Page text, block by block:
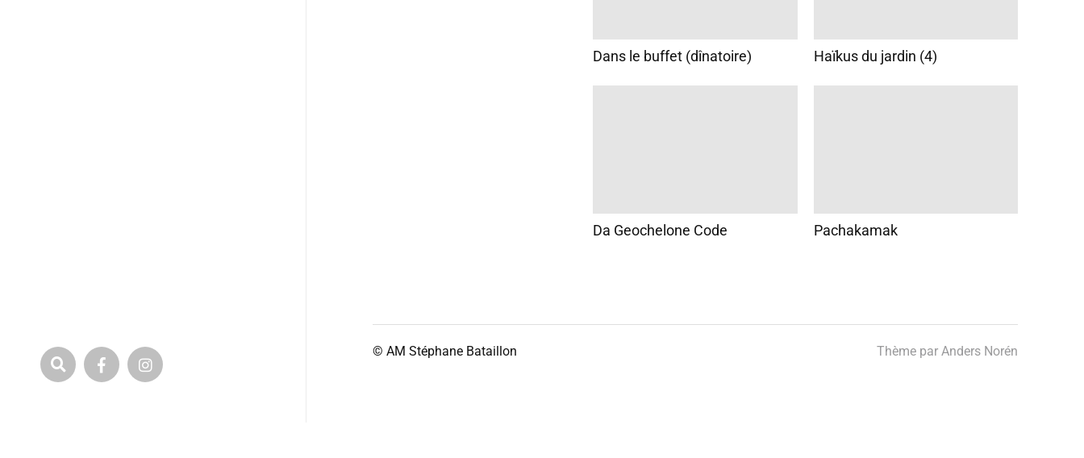
Dans le buffet (dînatoire) Haïkus du jardin (4)
Da Geochelone Code Pachakamak
© AM Stéphane Bataillon Thème par Anders Norén